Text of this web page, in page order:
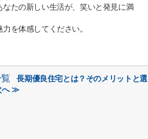
たの新しい生活が、笑いと発見に満
を体感してください。
長期優良住宅とは？そのメリットと選
へ ≫